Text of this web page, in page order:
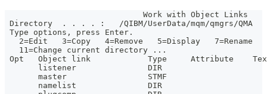
                             Work with Object Links
Directory  . . . . :   /QIBM/UserData/mqm/qmgrs/QMA
Type options, press Enter.
2=Edit   3=Copy   4=Remove   5=Display   7=Rename
   11=Change current directory ...
Opt   Object link            Type     Attribute
       listener               DIR
       master                 STMF
       namelist               DIR